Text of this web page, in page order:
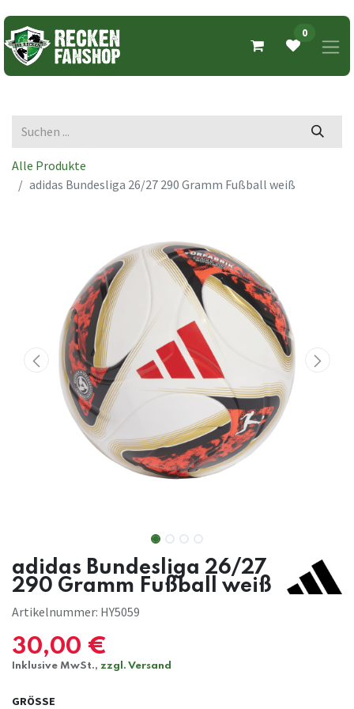
0
Alle Produkte
adidas Bundesliga 26/27 290 Gramm Fußball weiß
adidas Bundesliga 26/27
290 Gramm Fußball weiß
Artikelnummer: HY5059
30,00 €
Inklusive MwSt., zzgl. Versand
GRÖSSE